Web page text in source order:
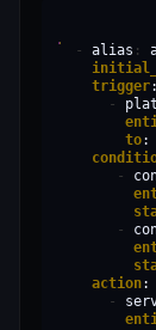
- alias :
trigger
-
to:
-
-
action
-